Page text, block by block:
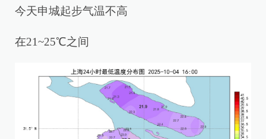
今天申城起步气温不高
在21~25℃之间